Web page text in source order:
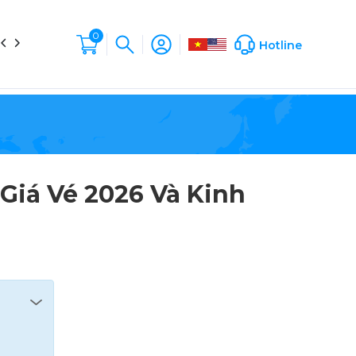
tức Liên hệ Hộp Sản Phẩm Company Profile
0
Hotline
Vé 2026 Và Kinh